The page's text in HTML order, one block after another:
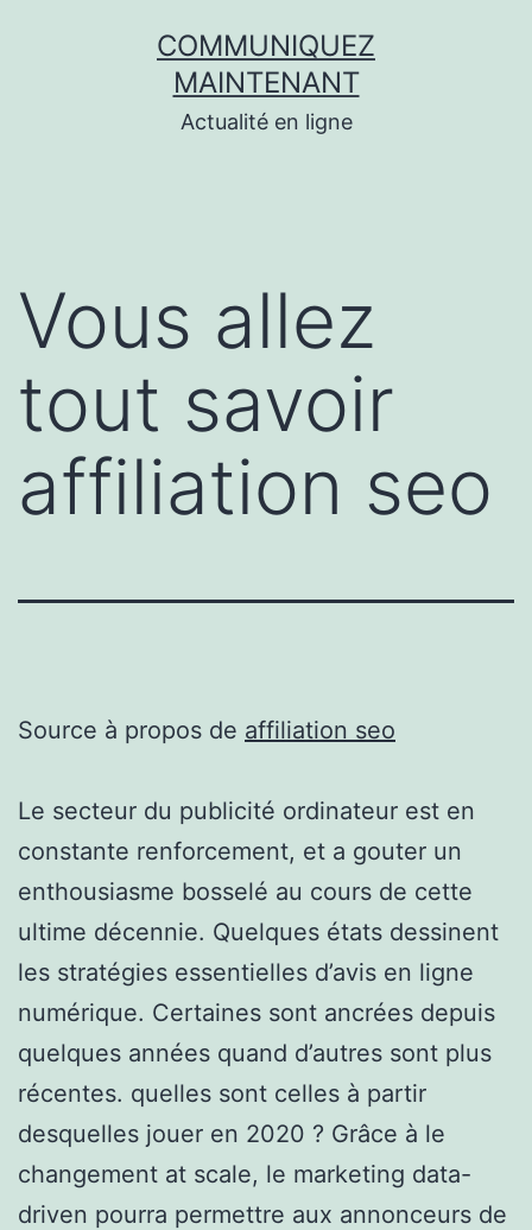
COMMUNIQUEZ
MAINTENANT
Actualité en ligne
Vous allez
tout savoir
affiliation seo
Source à propos de affiliation seo
Le secteur du publicité ordinateur est en
constante renforcement, et a gouter un
enthousiasme bosselé au cours de cette
ultime décennie. Quelques états dessinent
les stratégies essentielles d’avis en ligne
numérique. Certaines sont ancrées depuis
quelques années quand d’autres sont plus
récentes. quelles sont celles à partir
desquelles jouer en 2020 ? Grâce à le
changement at scale, le marketing data-
driven pourra permettre aux annonceurs de